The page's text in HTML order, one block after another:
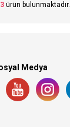
ürün bulunmaktadır.
Medya